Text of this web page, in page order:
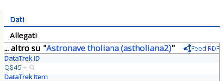
Dati
Allegati
... altro su "Astronave tholiana (astholiana2)"
Feed RDF
DataTrek ID
Q845 +
DataTrek Item